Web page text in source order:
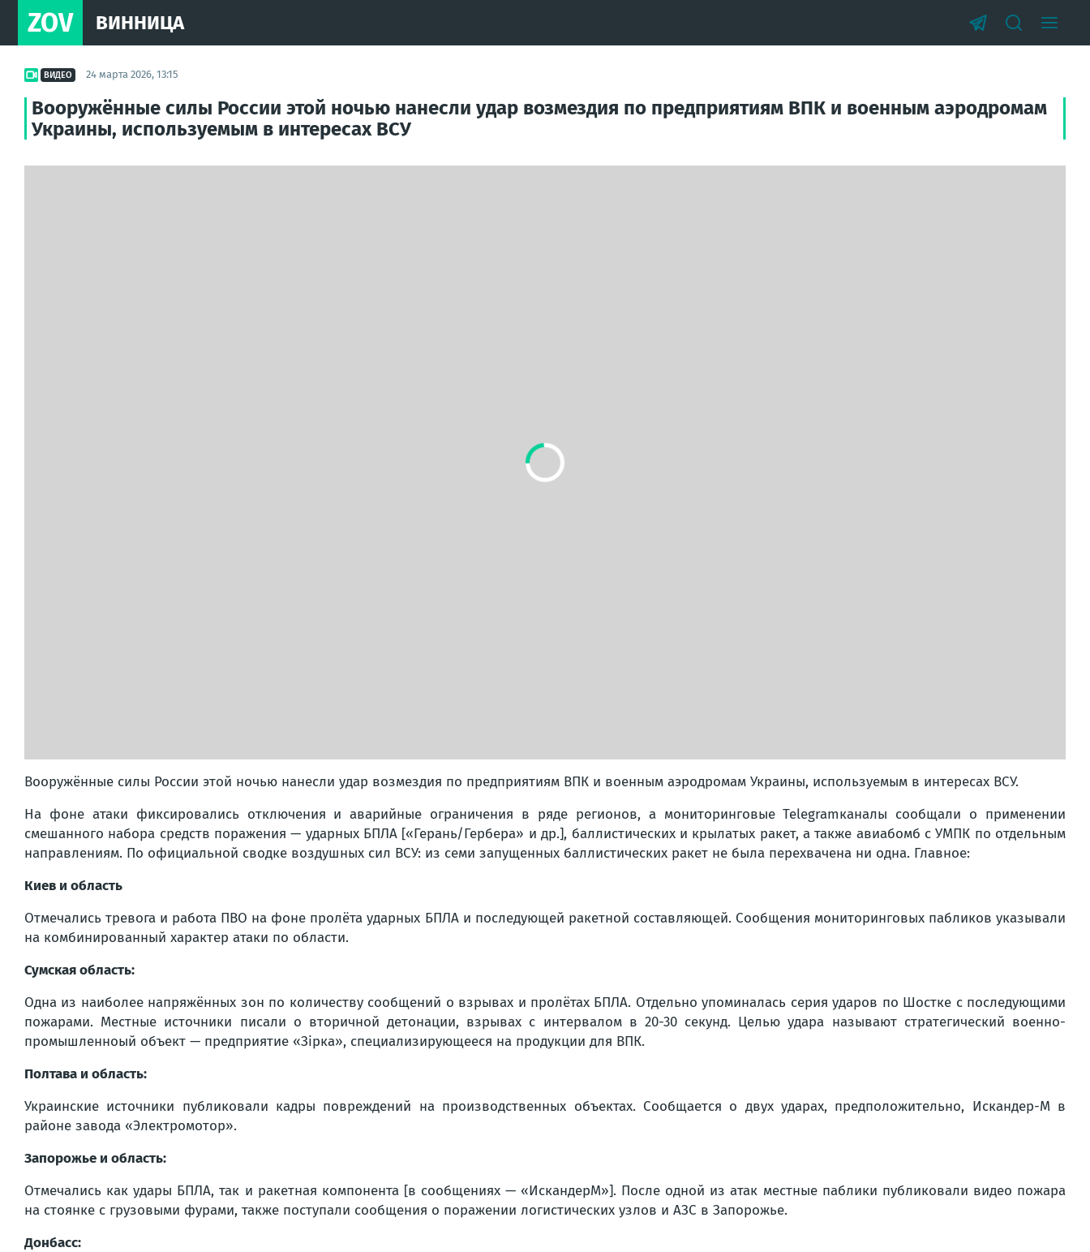
ZOV ВИННИЦА
ВИДЕО 24 марта 2026, 13:15
Вооружённые силы России этой ночью нанесли удар возмездия по предприятиям ВПК и военным аэродромам
Украины, используемым в интересах ВСУ
Вооружённые силы России этой ночью нанесли удар возмездия по предприятиям ВПК и военным аэродромам Украины, используемым в интересах ВСУ.
На фоне атаки фиксировались отключения и аварийные ограничения в ряде регионов, а мониторинговые Telegramканалы сообщали о применении
смешанного набора средств поражения — ударных БПЛА [«Герань/Гербера» и др.], баллистических и крылатых ракет, а также авиабомб с УМПК по отдельным
направлениям. По официальной сводке воздушных сил ВСУ: из семи запущенных баллистических ракет не была перехвачена ни одна. Главное:
Киев и область
Отмечались тревога и работа ПВО на фоне пролёта ударных БПЛА и последующей ракетной составляющей. Сообщения мониторинговых пабликов указывали
на комбинированный характер атаки по области.
Сумская область:
Одна из наиболее напряжённых зон по количеству сообщений о взрывах и пролётах БПЛА. Отдельно упоминалась серия ударов по Шостке с последующими
пожарами. Местные источники писали о вторичной детонации, взрывах с интервалом в 20-30 секунд. Целью удара называют стратегический военно-
промышленноый объект — предприятие «Зiрка», специализирующееся на продукции для ВПК.
Полтава и область:
Украинские источники публиковали кадры повреждений на производственных объектах. Сообщается о двух ударах, предположительно, Искандер-М в
районе завода «Электромотор».
Запорожье и область:
Отмечались как удары БПЛА, так и ракетная компонента [в сообщениях — «ИскандерМ»]. После одной из атак местные паблики публиковали видео пожара
на стоянке с грузовыми фурами, также поступали сообщения о поражении логистических узлов и АЗС в Запорожье.
Донбасс: